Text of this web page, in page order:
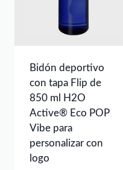
Bidón deportivo
con tapa Flip de
850 ml H2O
Active® Eco POP
Vibe para
personalizar con
logo